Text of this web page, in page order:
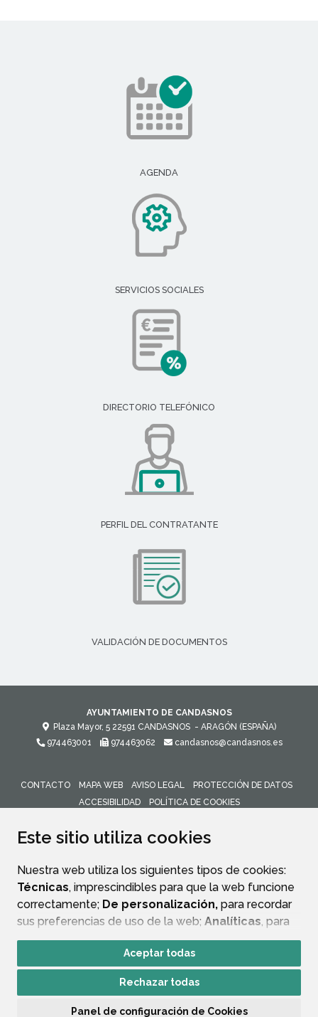
Este sitio utiliza cookies
Nuestra web utiliza los siguientes tipos de cookies:
Técnicas, imprescindibles para que la web funcione
correctamente; De personalización, para recordar
sus preferencias de uso de la web; Analíticas, para
mejorar el funcionamiento de la web y sus servicios.
Si acepta pulsando el botón“Aceptar todas”
consideramos que acepta su uso. Si pulsa el botón
Aceptar todas
Rechazar todas
Panel de configuración de Cookies
AGENDA
SERVICIOS SOCIALES
DIRECTORIO TELEFÓNICO
PERFIL DEL CONTRATANTE
VALIDACIÓN DE DOCUMENTOS
AYUNTAMIENTO DE CANDASNOS
Plaza Mayor, 5 22591 CANDASNOS - ARAGÓN (ESPAÑA)
974463001
974463062 candasnos@candasnos.es
CONTACTO MAPA WEB AVISO LEGAL
PROTECCIÓN DE DATOS
ACCESIBILIDAD
POLÍTICA DE COOKIES